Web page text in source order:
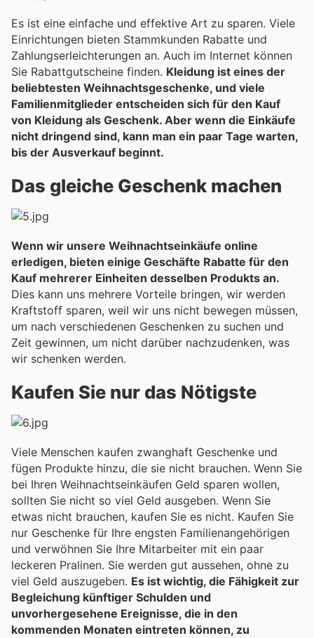
Es ist eine einfache und effektive Art zu sparen. Viele
Einrichtungen bieten Stammkunden Rabatte und
Zahlungserleichterungen an. Auch im Internet können
Sie Rabattgutscheine finden. Kleidung ist eines der
beliebtesten Weihnachtsgeschenke, und viele
Familienmitglieder entscheiden sich für den Kauf
von Kleidung als Geschenk. Aber wenn die Einkäufe
nicht dringend sind, kann man ein paar Tage warten,
bis der Ausverkauf beginnt.
Das gleiche Geschenk machen
Wenn wir unsere Weihnachtseinkäufe online
erledigen, bieten einige Geschäfte Rabatte für den
Kauf mehrerer Einheiten desselben Produkts an.
Dies kann uns mehrere Vorteile bringen, wir werden
Kraftstoff sparen, weil wir uns nicht bewegen müssen,
um nach verschiedenen Geschenken zu suchen und
Zeit gewinnen, um nicht darüber nachzudenken, was
wir schenken werden.
Kaufen Sie nur das Nötigste
Viele Menschen kaufen zwanghaft Geschenke und
fügen Produkte hinzu, die sie nicht brauchen. Wenn Sie
bei Ihren Weihnachtseinkäufen Geld sparen wollen,
sollten Sie nicht so viel Geld ausgeben. Wenn Sie
etwas nicht brauchen, kaufen Sie es nicht. Kaufen Sie
nur Geschenke für Ihre engsten Familienangehörigen
und verwöhnen Sie Ihre Mitarbeiter mit ein paar
leckeren Pralinen. Sie werden gut aussehen, ohne zu
viel Geld auszugeben. Es ist wichtig, die Fähigkeit zur
Begleichung künftiger Schulden und
unvorhergesehene Ereignisse, die in den
kommenden Monaten eintreten können, zu